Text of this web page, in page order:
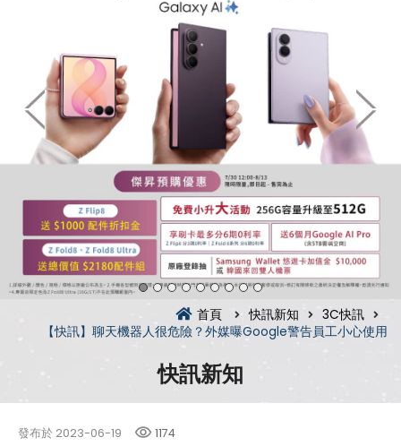
首頁 快訊新知
3C快訊
【快訊】聊天機器人很危險？外媒曝Google警告員工小心使用
快訊新知
發布於 2023-06-19 1174